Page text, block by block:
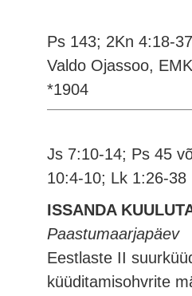
Ps 143; 2Kn 4:18-
Valdo Ojassoo,
*1904
Js 7:10-14; Ps 45
10:4-10; Lk 1:26-38
ISSANDA
Paastumaarjapäev
Eestlaste II
küüditamisohvrite